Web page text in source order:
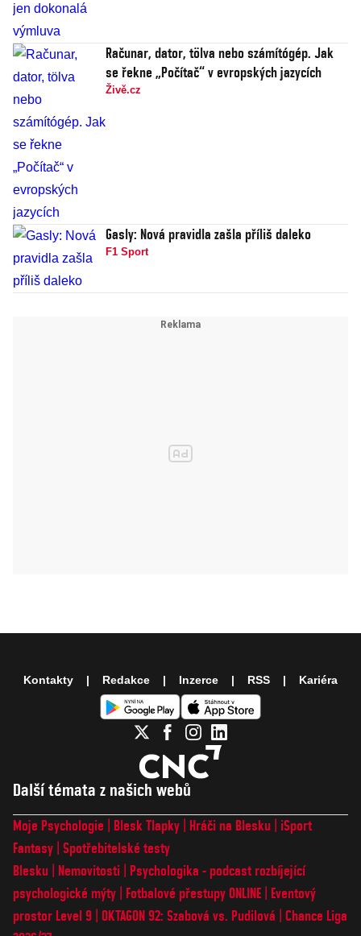
Računar, dator, tölva nebo számítógép. Jak
se řekne „Počítač“ v evropských jazycích
Živě.cz
Gasly: Nová pravidla zašla příliš daleko
F1 Sport
Další témata z našich webů
Moje Psychologie Blesk Tlapky Hráči na Blesku
iSport
Fantasy Spotřebitelské testy
Blesku
Nemovitosti
Psychologika - podcast rozbíjející
psychologické mýty
Fotbalové přestupy ONLINE
Eventový
prostor Level 9 OKTAGON 92: Szabová vs. Pudilová
Chance Liga
Kontakty Redakce Inzerce RSS Kariéra